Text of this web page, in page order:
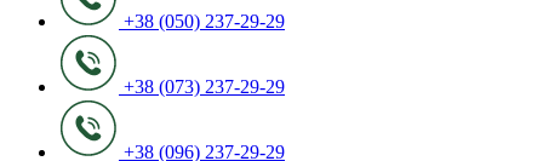
+38 (050) 237-29-29
+38 (073) 237-29-29
+38 (096) 237-29-29